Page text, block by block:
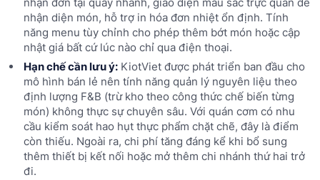
nhận diện món, hỗ trợ in hóa đơn nhiệt ổn định. Tính
năng menu tùy chỉnh cho phép thêm bớt món hoặc cập
nhật giá bất cứ lúc nào chỉ qua điện thoại.
Hạn chế cần lưu ý:KiotViet được phát triển ban đầu cho
mô hình bán lẻ nên tính năng quản lý nguyên liệu theo
định lượng F&B (trừ kho theo công thức chế biến từng
món) không thực sự chuyên sâu. Với quán cơm có nhu
cầu kiểm soát hao hụt thực phẩm chặt chẽ, đây là điểm
còn thiếu. Ngoài ra, chi phí tăng đáng kể khi bổ sung
thêm thiết bị kết nối hoặc mở thêm chi nhánh thứ hai trở
đi.